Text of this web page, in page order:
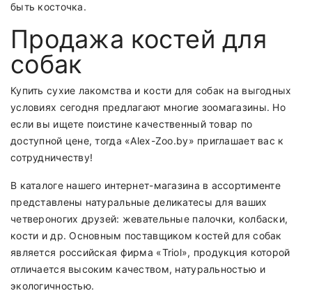
быть косточка.
Продажа костей для
собак
Купить сухие лакомства и кости для собак на выгодных
условиях сегодня предлагают многие зоомагазины. Но
если вы ищете поистине качественный товар по
доступной цене, тогда «Alex-Zoo.by» приглашает вас к
сотрудничеству!
В каталоге нашего интернет-магазина в ассортименте
представлены натуральные деликатесы для ваших
четвероногих друзей: жевательные палочки, колбаски,
кости и др. Основным поставщиком костей для собак
является российская фирма «Triol», продукция которой
отличается высоким качеством, натуральностью и
экологичностью.